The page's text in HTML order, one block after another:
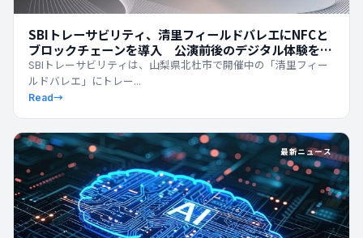
SBIトレーサビリティ、清里フィールドバレエにNFCと
ブロックチェーンを導入 公演前後のデジタル体験を拡
張
SBIトレーサビリティは、山梨県北杜市で開催中の「清里フィー
ルドバレエ」にトレー...
Read→
最新ニュース